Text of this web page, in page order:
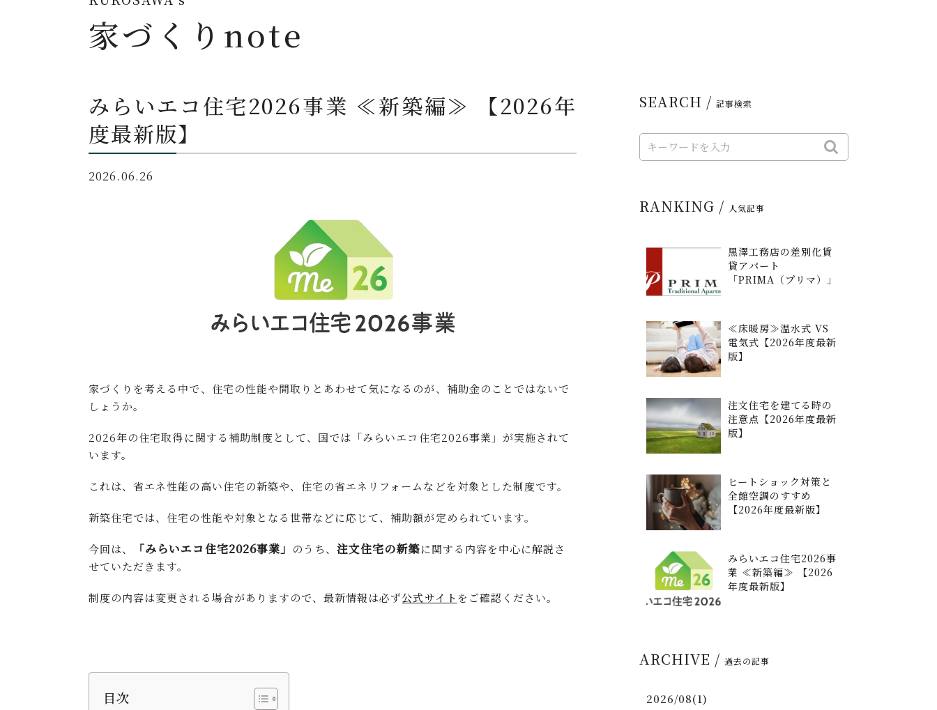
家づくりnote
みらいエコ住宅2026事業 ≪新築編≫ 【2026年
度最新版】
2026.06.26
家づくりを考える中で、住宅の性能や間取りとあわせて気になるのが、補助金のことではないで
しょうか。
2026年の住宅取得に関する補助制度として、国では「みらいエコ住宅2026事業」が実施されて
います。
これは、省エネ性能の高い住宅の新築や、住宅の省エネリフォームなどを対象とした制度です。
新築住宅では、住宅の性能や対象となる世帯などに応じて、補助額が定められています。
今回は、 「みらいエコ住宅2026事業」 のうち、注文住宅の新築に関する内容を中心に解説さ
せていただきます。
制度の内容は変更される場合がありますので、最新情報は必ず公式サイト をご確認ください。
目次
SEARCH / 記事検索
RANKING / 人気記事
黒澤工務店の差別化賃
貸アパート
「PRIMA（プリマ）」
≪床暖房≫温水式 VS
電気式【2026年度最新
版】
注文住宅を建てる時の
注意点【2026年度最新
版】
ヒートショック対策と
全館空調のすすめ
【2026年度最新版】
みらいエコ住宅2026事
業 ≪新築編≫ 【2026
年度最新版】
ARCHIVE / 過去の記事
2026/08(1)